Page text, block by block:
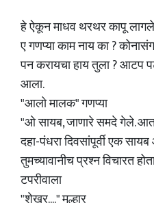
हे ऐकून माधव थरथर कापू
ए गणप्या काम नाय का ?
पन करायचा हाय तुला ? आटप
आला.
"आलो मालक" गणप्या
"ओ सायब, जाणारे समदे गेले.
दहा-पंधरा दिवसांपूर्वी एक
तुमच्यावानीच प्रश्न विचारत
टपरीवाला